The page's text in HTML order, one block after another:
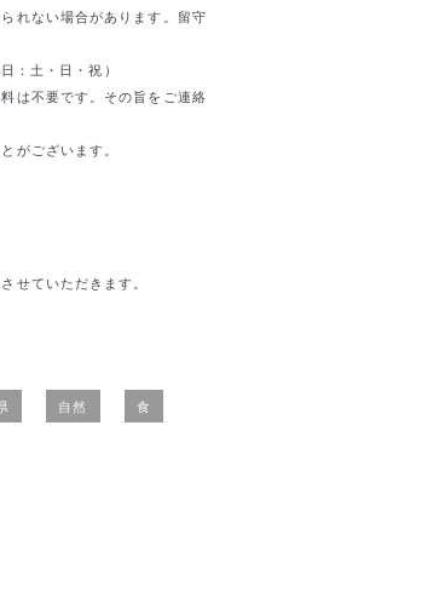
れない場合があります。留守
：土・日・祝）
は不要です。その旨をご連絡
がございます。
せていただきます。
自然 食